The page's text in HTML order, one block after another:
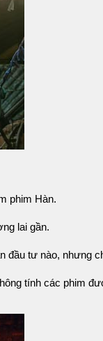
phim Hàn.
lai gần.
đầu tư nào, nhưng
tính các phim